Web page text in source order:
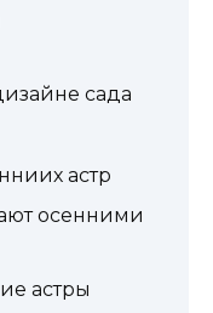
сада
астр
осенними
астры